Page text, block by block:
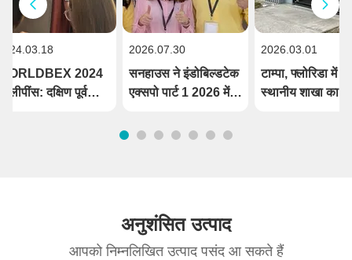
2024
दक्षिण पूर्व
2026.07.30
सनहाउस ने इंडोबिल्डटेक
एक्सपो पार्ट 1 2026 में
किया
2026.03.01
टाम्पा, फ्लोरिडा में नई
स्थानीय शाखा का
अनुशंसित उत्पाद
आपको निम्नलिखित उत्पाद पसंद आ सकते हैं